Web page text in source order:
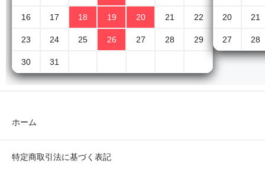
16 17 18 19 20 21 22
23 24 25 26 27 28 29
30 31
20 21
27 28
ホーム
特定商取引法に基づく表記